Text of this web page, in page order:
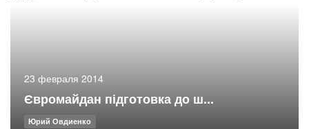
23 февраля 2014
Євромайдан підготовка до ш...
Юрий Овдиенко